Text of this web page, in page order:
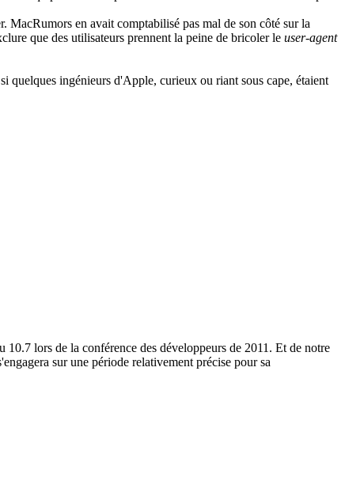
MacRumors en avait comptabilisé pas mal de son côté sur la
que des utilisateurs prennent la peine de bricoler le user-agent
quelques ingénieurs d'Apple, curieux ou riant sous cape, étaient
lors de la conférence des développeurs de 2011. Et de notre
sur une période relativement précise pour sa